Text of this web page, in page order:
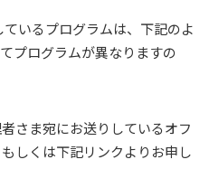
いるプログラムは、下記のよ
プログラムが異なりますの
さま宛にお送りしているオフ
しくは下記リンクよりお申し